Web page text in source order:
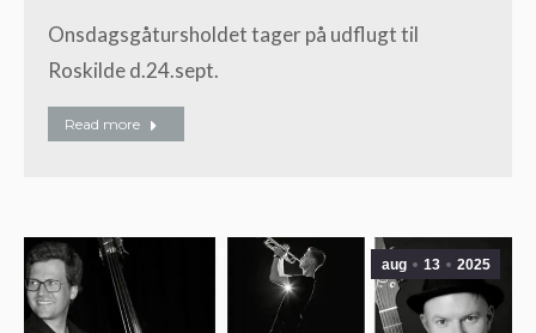
Onsdagsgåtursholdet tager på udflugt til
Roskilde d.24.sept.
Read more
aug 13 2025